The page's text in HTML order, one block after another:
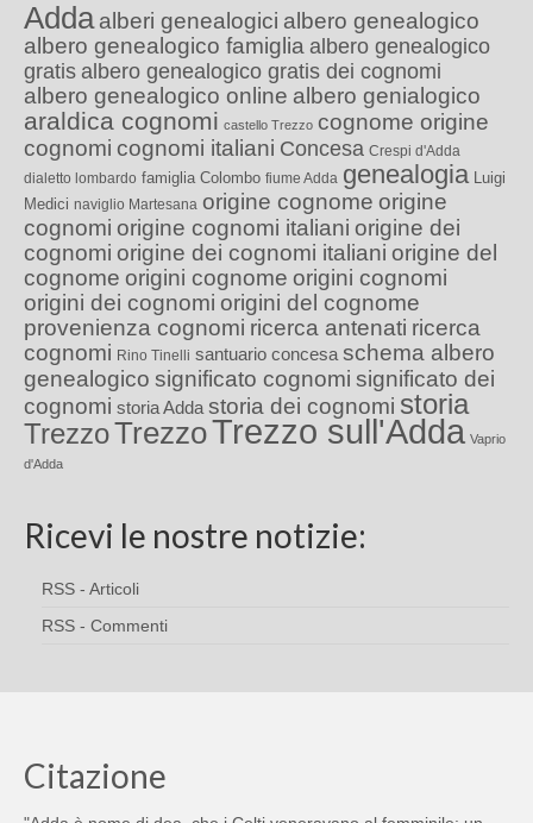
Adda alberi genealogici albero genealogico
albero genealogico famiglia albero genealogico
gratis albero genealogico gratis dei cognomi
albero genealogico online albero genialogico
araldica cognomi castello Trezzo cognome origine
cognomi cognomi italiani Concesa Crespi d'Adda
dialetto lombardo famiglia Colombo fiume Adda genealogia Luigi
Medici naviglio Martesana origine cognome origine
cognomi origine cognomi italiani origine dei
cognomi origine dei cognomi italiani origine del
cognome origini cognome origini cognomi
origini dei cognomi origini del cognome
provenienza cognomi ricerca antenati ricerca
cognomi Rino Tinelli santuario concesa schema albero
genealogico significato cognomi significato dei
cognomi storia Adda storia dei cognomi storia
TrezzoTrezzoTrezzo sull'Adda Vaprio
d'Adda
Ricevi le nostre notizie:
RSS - Articoli
RSS - Commenti
Citazione